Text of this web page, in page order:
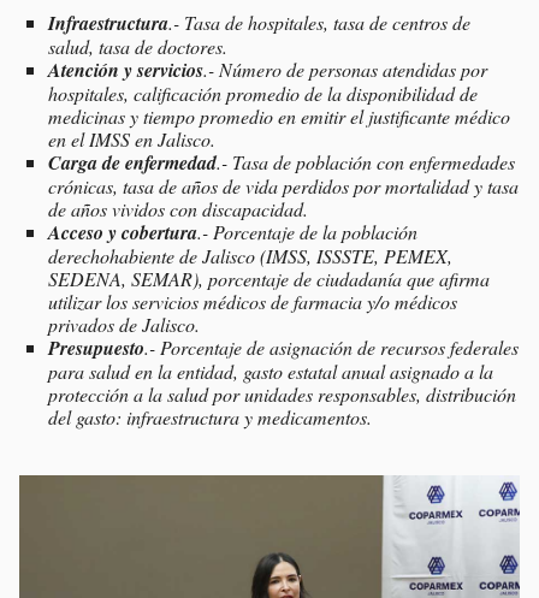
Infraestructura.- Tasa de hospitales, tasa de centros de
salud, tasa de doctores.
Atención y servicios.- Número de personas atendidas por
hospitales, calificación promedio de la disponibilidad de
medicinas y tiempo promedio en emitir el justificante médico
en el IMSS en Jalisco.
Carga de enfermedad.- Tasa de población con enfermedades
crónicas, tasa de años de vida perdidos por mortalidad y tasa
de años vividos con discapacidad.
Acceso y cobertura.- Porcentaje de la población
derechohabiente de Jalisco (IMSS, ISSSTE, PEMEX,
SEDENA, SEMAR), porcentaje de ciudadanía que afirma
utilizar los servicios médicos de farmacia y/o médicos
privados de Jalisco.
Presupuesto.- Porcentaje de asignación de recursos federales
para salud en la entidad, gasto estatal anual asignado a la
protección a la salud por unidades responsables, distribución
del gasto: infraestructura y medicamentos.